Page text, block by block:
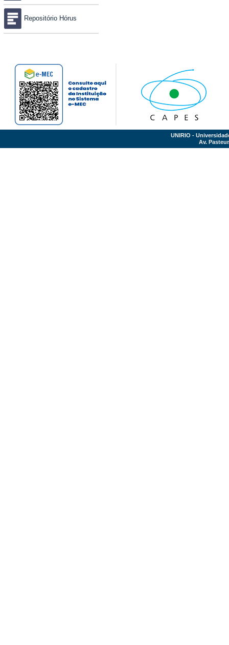
Repositório Hórus
UNIRIO -
Av.